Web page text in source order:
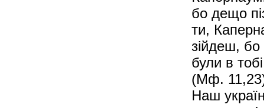
бо дещо
ти,
зійдеш,
були в
(Мф.
Наш